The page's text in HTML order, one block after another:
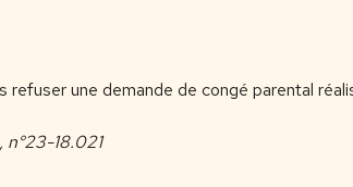
refuser une demande de congé parental
n°23-18.021